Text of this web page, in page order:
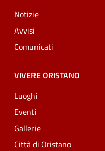
Notizie
Avvisi
Comunicati
VIVERE ORISTANO
Luoghi
Eventi
Gallerie
Città di Oristano